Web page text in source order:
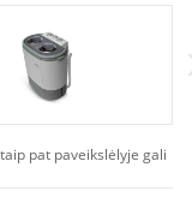
pat paveikslėlyje gali